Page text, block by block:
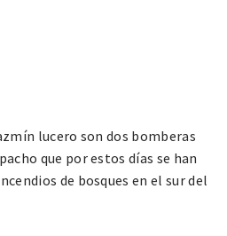
lucero son dos bomberas
que por estos días se han
de bosques en el sur del